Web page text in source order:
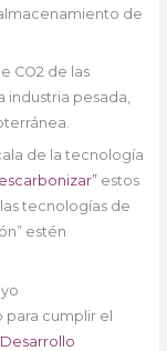
de
CO2 de las
industria pesada,
de la tecnología
estos
tecnologías de
estén
cumplir el